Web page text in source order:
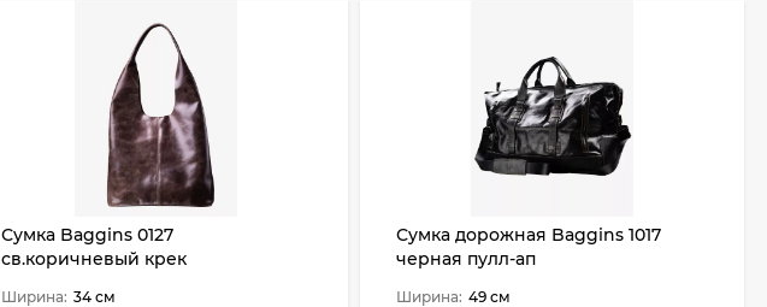
Сумка Baggins 0127
св.коричневый крек
Ширина: 34 см
Сумка дорожная Baggins 1017
черная пулл-ап
Ширина: 49 см